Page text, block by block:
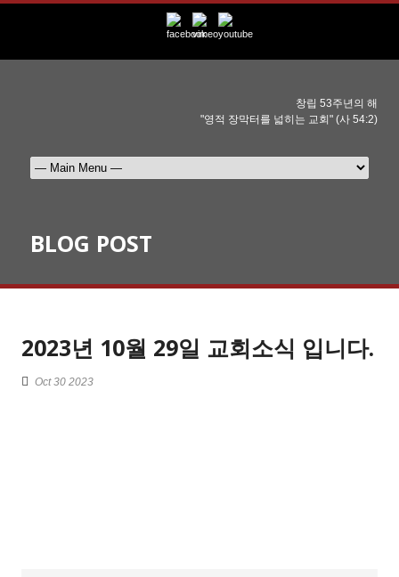
창립 53주년의 해
"영적 장막터를 넓히는 교회" (사 54:2)
BLOG POST
2023년 10월 29일 교회소식 입니다.
Oct 30 2023